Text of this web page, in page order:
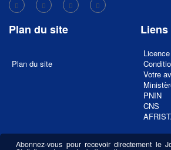
Plan du site
Plan du site
Votre
PNIN
CNS
Abonnez-vous pour recevoir directement le